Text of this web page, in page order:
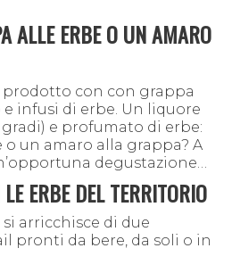
ALLE ERBE O UN AMARO
prodotto con con grappa
infusi di erbe. Un liquore
e profumato di erbe:
un amaro alla grappa? A
degustazione…
ERBE DEL TERRITORIO
si arricchisce di due
pronti da bere, da soli o in